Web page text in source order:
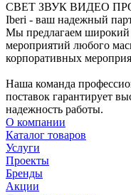
СВЕТ ЗВУК ВИДЕО
Iberi - ваш надежный
Мы предлагаем широкий
мероприятий любого
корпоративных
Наша команда
поставок гарантирует
надежность работы.
О компании
Каталог товаров
Услуги
Проекты
Бренды
Акции